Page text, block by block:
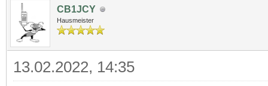
CB1JCY
Hausmeister
13.02.2022, 14:35